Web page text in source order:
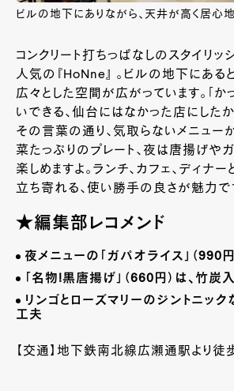
ビルの地下にありながら、天井が高く居心
コンクリート打ちっぱなしのスタイリッ
人気の『HoNne』 。ビルの地下にある
広々とした空間が広がっています。「か
いできる、仙台にはなかった店にしたか
その言葉の通り、気取らないメニュー
菜たっぷりのプレート、夜は唐揚げや
楽しめますよ。ランチ、カフェ、ディナ
立ち寄れる、使い勝手の良さが魅力で
★編集部レコメンド
夜メニューの「ガパオライス」（990
「名物!黒唐揚げ」（660 円）は、竹炭
リンゴとローズマリーのジントニック
工夫
【交通】地下鉄南北線広瀬通駅より徒